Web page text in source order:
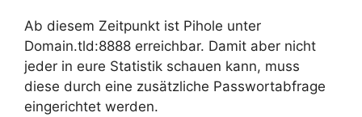
Ab diesem Zeitpunkt ist Pihole unter
Domain.tld:8888 erreichbar. Damit aber nicht
jeder in eure Statistik schauen kann, muss
diese durch eine zusätzliche Passwortabfrage
eingerichtet werden.